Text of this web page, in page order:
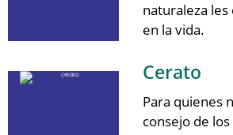
naturaleza
en la vida.
Cerato
Para quienes
consejo de